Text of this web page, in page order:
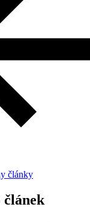
články
článek